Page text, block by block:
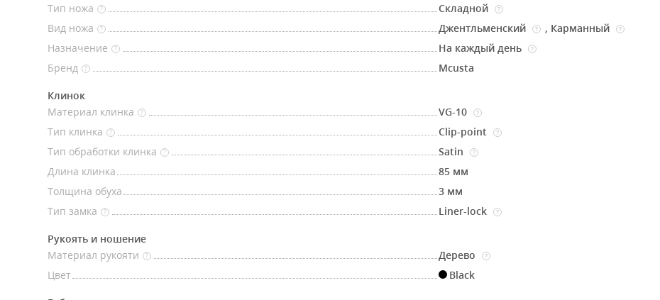
Тип ножа ? Складной ?
Вид ножа ? Джентльменский ? , Карманный ?
Назначение ? На каждый день ?
Бренд ? Mcusta
Клинок
Материал клинка
? VG-10 ?
Тип клинка ? Clip-point ?
Тип обработки клинка ? Satin ?
Длина клинка
85 мм
Толщина обуха
3 мм
Тип замка
? Liner-lock ?
Рукоять и ношение
Материал рукояти
? Дерево ?
Цвет Black